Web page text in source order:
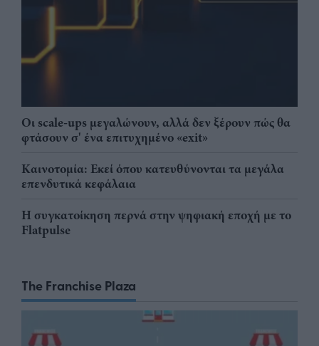
Οι scale-ups μεγαλώνουν, αλλά δεν ξέρουν πώς θα
φτάσουν σ' ένα επιτυχημένο «exit»
Καινοτομία: Εκεί όπου κατευθύνονται τα μεγάλα
επενδυτικά κεφάλαια
Η συγκατοίκηση περνά στην ψηφιακή εποχή με το
Flatpulse
The Franchise Plaza